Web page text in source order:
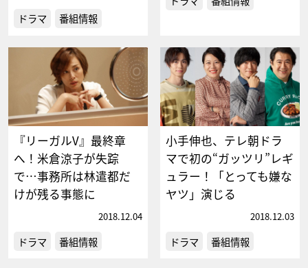
ドラマ 番組情報
『リーガルV』最終章
へ！米倉涼子が失踪
で…事務所は林遣都だ
けが残る事態に
2018.12.04
ドラマ 番組情報
小手伸也、テレ朝ドラ
マで初の“ガッツリ”レギ
ュラー！「とっても嫌な
ヤツ」演じる
2018.12.03
ドラマ 番組情報